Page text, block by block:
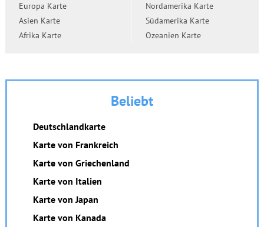
Europa Karte
Asien Karte
Afrika Karte
Nordamerika Karte
Südamerika Karte
Ozeanien Karte
Beliebt
Deutschlandkarte
Karte von Frankreich
Karte von Griechenland
Karte von Italien
Karte von Japan
Karte von Kanada